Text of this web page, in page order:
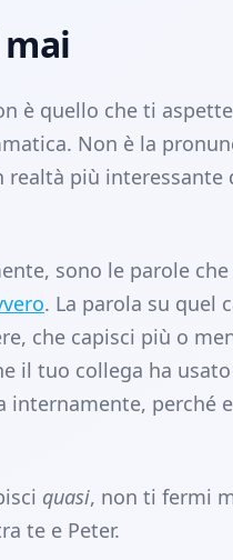
è quello che ti
Non è la
più interessante
sono le parole
. La parola su quel
che capisci più o
il tuo collega ha
internamente, perché
quasi, non ti fermi
te e Peter.